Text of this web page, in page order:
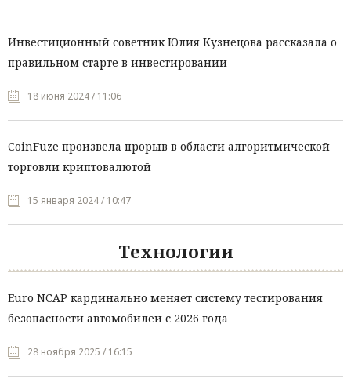
Инвестиционный советник Юлия Кузнецова рассказала о
правильном старте в инвестировании
18 июня 2024 / 11:06
CoinFuze произвела прорыв в области алгоритмической
торговли криптовалютой
15 января 2024 / 10:47
Технологии
Euro NCAP кардинально меняет систему тестирования
безопасности автомобилей с 2026 года
28 ноября 2025 / 16:15